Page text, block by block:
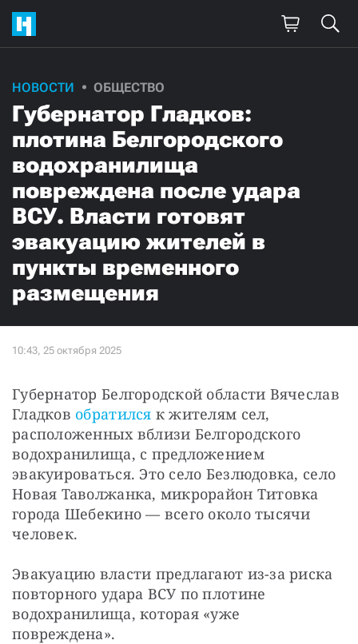
НОВОСТИ ОБЩЕСТВО
Губернатор Гладков:
плотина Белгородского
водохранилища
повреждена после удара
ВСУ. Власти готовят
эвакуацию жителей в
пункты временного
размещения
Губернатор Белгородской области Вячеслав
Гладков обратился к жителям сел,
расположенных вблизи Белгородского
водохранилища, с предложением
эвакуироваться. Это село Безлюдовка, село
Новая Таволжанка, микрорайон Титовка
города Шебекино — всего около тысячи
человек.
Эвакуацию власти предлагают из-за риска
повторного удара ВСУ по плотине
водохранилища, которая «уже
повреждена».